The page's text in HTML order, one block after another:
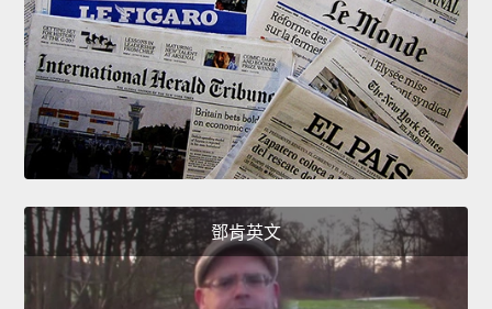
鄧肯英文